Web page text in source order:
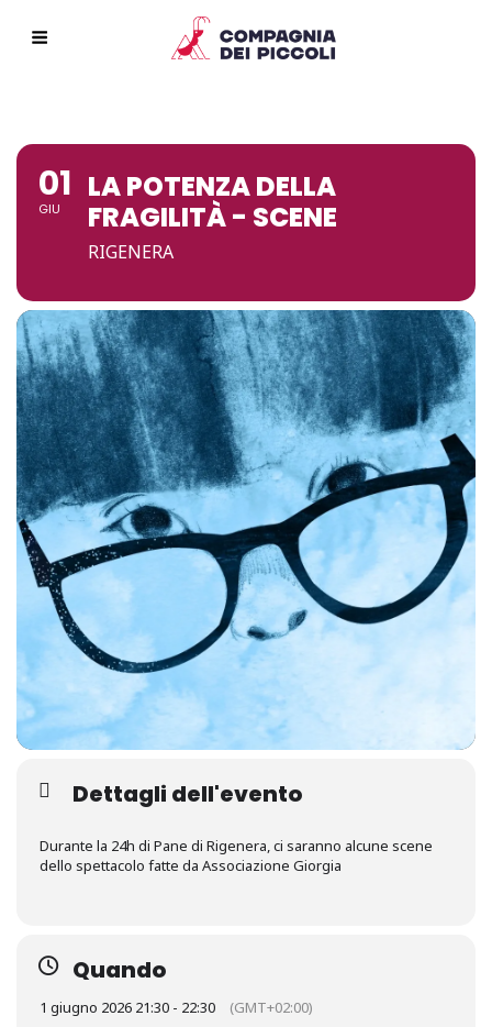
01
GIU
LA POTENZA DELLA
FRAGILITÀ - SCENE
RIGENERA
Dettagli dell'evento
Durante la 24h di Pane di Rigenera, ci saranno alcune scene
dello spettacolo fatte da Associazione Giorgia
Quando
1 giugno 2026 21:30 - 22:30 (GMT+02:00)